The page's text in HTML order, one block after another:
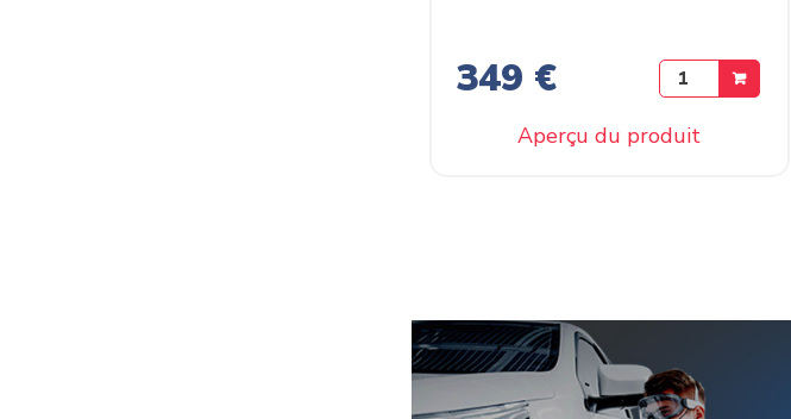
349 €
Aperçu du produit